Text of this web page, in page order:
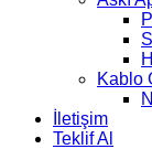
Kablo
İletişim
Teklif Al